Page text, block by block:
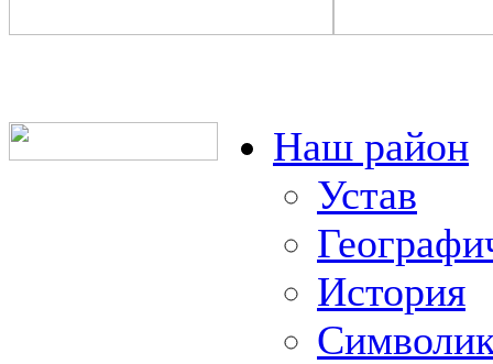
Наш район
Устав
История